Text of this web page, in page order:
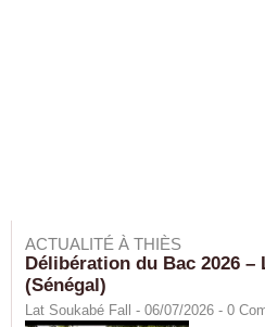
ACTUALITÉ À THIÈS
Délibération du Bac 2026 –
(Sénégal)
Lat Soukabé Fall - 06/07/2026 - 0